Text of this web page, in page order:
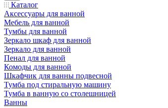
Каталог
Аксессуары для ванной
Мебель для ванной
Тумбы для ванной
Зеркало шкаф для ванной
Зеркало для ванной
Пенал для ванной
Комоды для ванной
Шкафчик для ванны подвесной
Тумба под стиральную машину
Тумба в ванную со столешницей
Ванны